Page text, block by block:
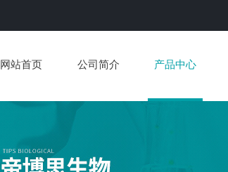
网站首页 公司简介 产品中心